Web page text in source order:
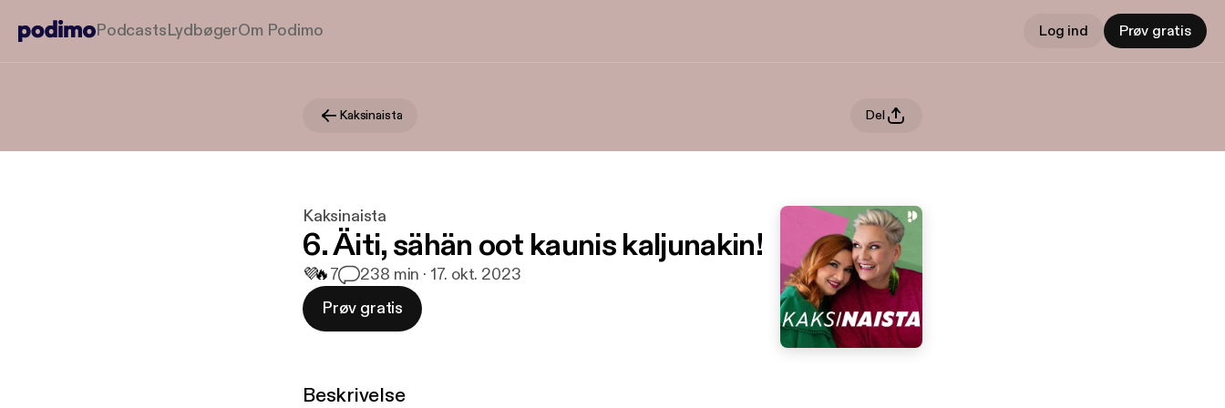
PodcastsLydbøgerOm Podimo Log ind Prøv gratis
Kaksinaista Del
Kaksinaista
6. Äiti, sähän oot kaunis kaljunakin!
💜🔥7 238 min · 17. okt. 2023
Prøv gratis
Beskrivelse